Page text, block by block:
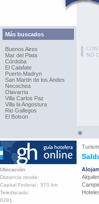
Más buscados
Buenos Aires
Mar del Plata
Córdoba
El Calafate
Puerto Madryn
San Martin de los Andes
Necochea
Olavarria
Villa Carlos Paz
Villa la Angostura
Rio Gallegos
El Bolson
Ubicación
Distancia desde:
Capital Federal : 570 km
Telediscado:
0291